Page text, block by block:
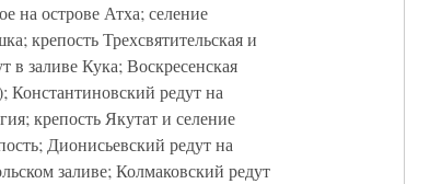
на острове Атха; селение
крепость Трехсвятительская и
в заливе Кука; Воскресенская
Константиновский редут на
крепость Якутат и селение
Дионисьевский редут на
заливе; Колмаковский редут